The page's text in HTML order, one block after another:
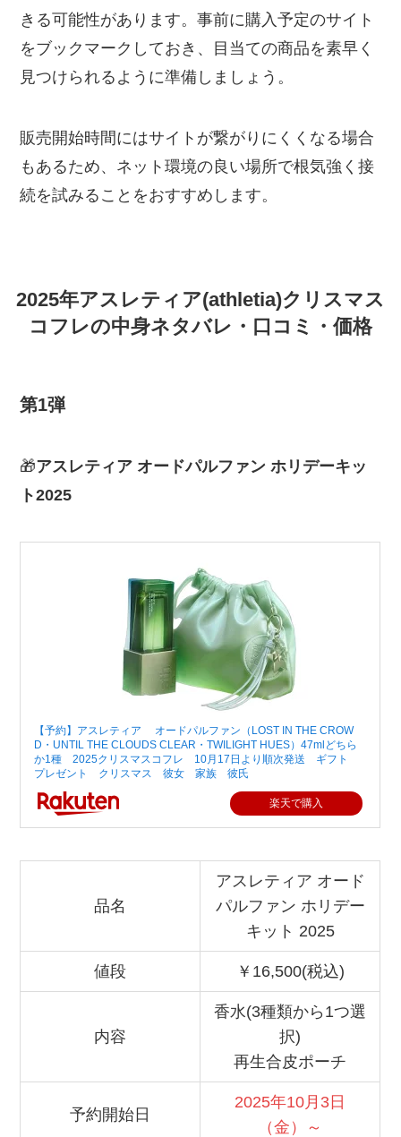
きる可能性があります。事前に購入予定のサイト
をブックマークしておき、目当ての商品を素早く
見つけられるように準備しましょう。
販売開始時間にはサイトが繋がりにくくなる場合
もあるため、ネット環境の良い場所で根気強く接
続を試みることをおすすめします。
2025年アスレティア(athletia)クリスマス
コフレの中身ネタバレ・口コミ・価格
第1弾
🎁アスレティア オードパルファン ホリデーキッ
ト2025
【予約】アスレティア オードパルファン（LOST IN THE CROW
D・UNTIL THE CLOUDS CLEAR・TWILIGHT HUES）47mlどちら
か1種 2025クリスマスコフレ 10月17日より順次発送 ギフト
プレゼント クリスマス 彼女 家族 彼氏
楽天で購入
品名
アスレティア オード
パルファン ホリデー
キット 2025
値段 ￥16,500(税込)
内容
香水(3種類から1つ選
択)
再生合皮ポーチ
予約開始日
2025年10月3日
（金）～